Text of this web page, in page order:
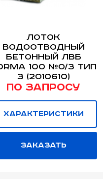
Лоток
водоотводный
бетонный ЛВБ
100 №0/3 тип
3 (2010610)
по запросу
Характеристики
Заказать